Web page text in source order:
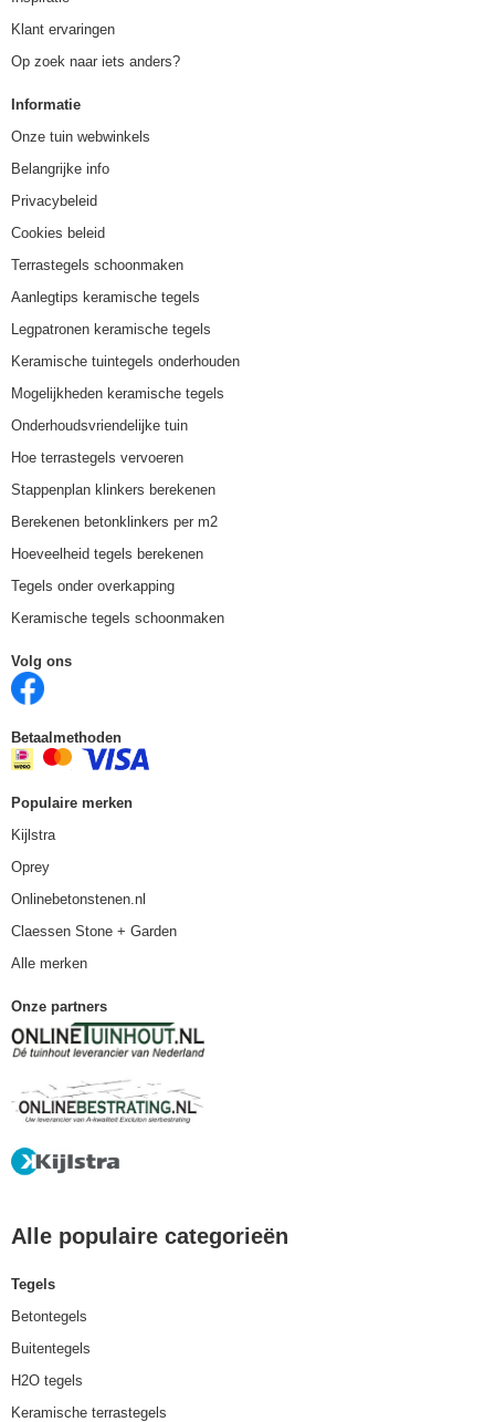
Klant ervaringen
Op zoek naar iets anders?
Informatie
Onze tuin webwinkels
Belangrijke info
Privacybeleid
Cookies beleid
Terrastegels schoonmaken
Aanlegtips keramische tegels
Legpatronen keramische tegels
Keramische tuintegels onderhouden
Mogelijkheden keramische tegels
Onderhoudsvriendelijke tuin
Hoe terrastegels vervoeren
Stappenplan klinkers berekenen
Berekenen betonklinkers per m2
Hoeveelheid tegels berekenen
Tegels onder overkapping
Keramische tegels schoonmaken
Volg ons
Betaalmethoden
Populaire merken
Kijlstra
Oprey
Onlinebetonstenen.nl
Claessen Stone + Garden
Alle merken
Onze partners
Alle populaire categorieën
Tegels
Betontegels
Buitentegels
H2O tegels
Keramische terrastegels